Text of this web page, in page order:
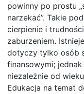
powinny po prostu
narzekać”. Takie
cierpienie i
zaburzeniem.
dotyczy tylko osób
finansowymi;
niezależnie od
Edukacja na temat